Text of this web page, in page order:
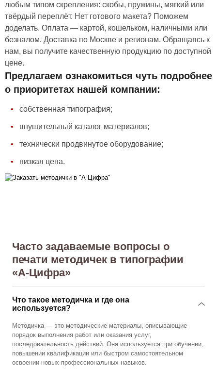
любым типом скрепления: скобы, пружины, мягкий или
твёрдый переплёт. Нет готового макета? Поможем
доделать. Оплата — картой, кошельком, наличными или
безналом. Доставка по Москве и регионам. Обращаясь к
нам, вы получите качественную продукцию по доступной
цене.
Предлагаем ознакомиться чуть подробнее
о приоритетах нашей компании:
собственная типография;
внушительный каталог материалов;
технически продвинутое оборудование;
низкая цена.
Часто задаваемые вопросы о
печати методичек в типографии
«А‑Цифра»
Что такое методичка и где она
используется?
Методичка — это методические материалы, описывающие
порядок выполнения работ или оказания услуг,
последовательность действий. Она используется при обучении,
повышении квалификации или быстром самостоятельном
освоении новых профессиональных навыков.